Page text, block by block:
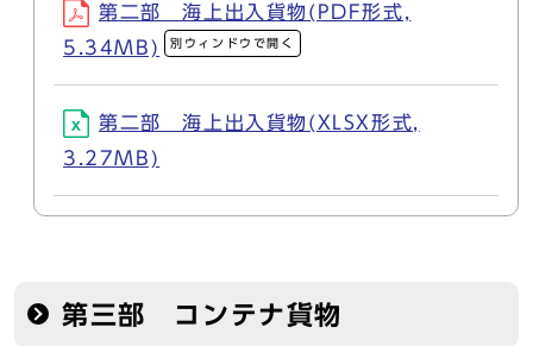
第二部 海上出入貨物(PDF形式,
5.34MB)
別ウィンドウで開く
第二部 海上出入貨物(XLSX形式,
3.27MB)
第三部 コンテナ貨物